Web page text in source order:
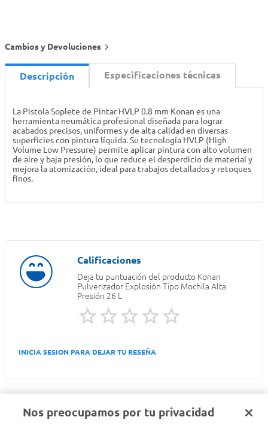
Cambios y Devoluciones
Descripción Especificaciones técnicas
La Pistola Soplete de Pintar HVLP 0.8 mm Konan es una
herramienta neumática profesional diseñada para lograr
acabados precisos, uniformes y de alta calidad en diversas
superficies con pintura líquida. Su tecnología HVLP (High
Volume Low Pressure) permite aplicar pintura con alto volumen
de aire y baja presión, lo que reduce el desperdicio de material y
mejora la atomización, ideal para trabajos detallados y retoques
finos.
Deja tu puntuación del producto Konan
Pulverizador Explosión Tipo Mochila Alta
Presión 26 L
INICIA SESION PARA DEJAR TU RESEÑA
Nos preocupamos por tu privacidad